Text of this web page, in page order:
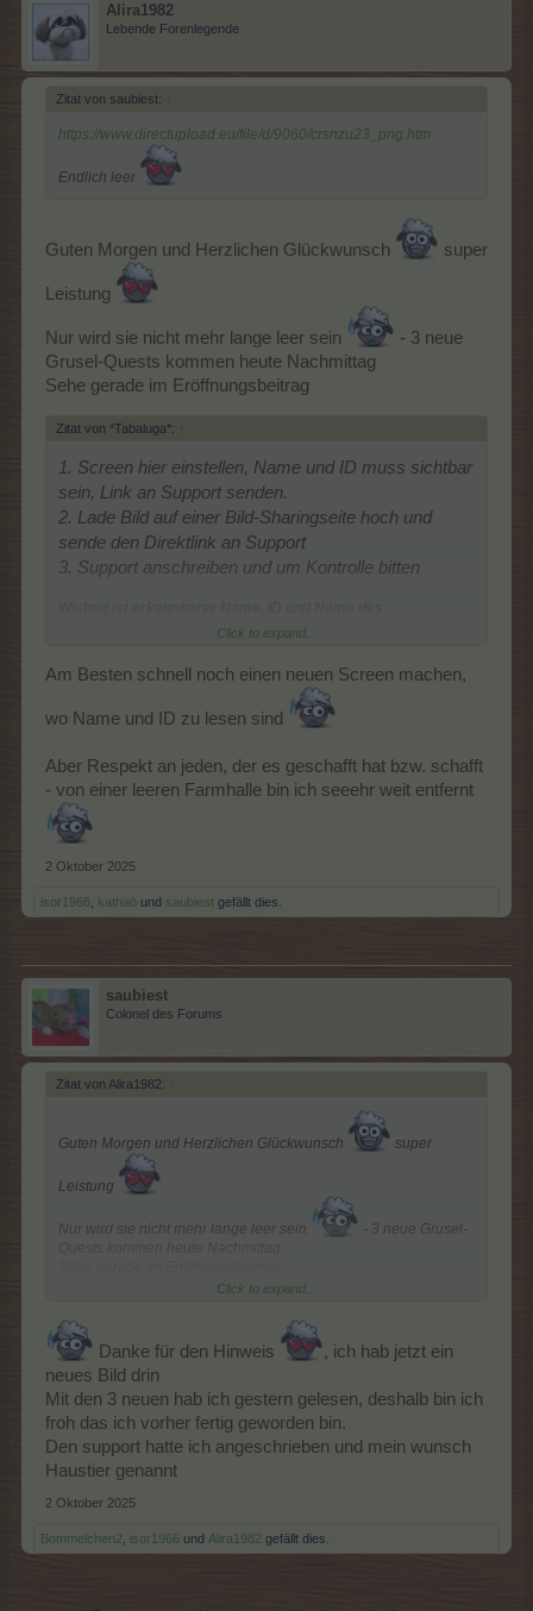
Alira1982
Lebende Forenlegende
Zitat von saubiest: ↑
https://www.directupload.eu/file/d/9060/crsnzu23_png.htm
Endlich leer
Guten Morgen und Herzlichen Glückwunsch super
Leistung
Nur wird sie nicht mehr lange leer sein
- 3 neue
Grusel-Quests kommen heute Nachmittag
Sehe gerade im Eröffnungsbeitrag
Zitat von *Tabaluga*: ↑
1. Screen hier einstellen, Name und ID muss sichtbar
sein, Link an Support senden.
2. Lade Bild auf einer Bild-Sharingseite hoch und
sende den Direktlink an Support
3. Support anschreiben und um Kontrolle bitten
gewünschten Haustieres
Bitte gebt dem Support etwas Zeit zur Kontrolle
Click to expand...
Am Besten schnell noch einen neuen Screen machen,
wo Name und ID zu lesen sind
Aber Respekt an jeden, der es geschafft hat bzw. schafft
- von einer leeren Farmhalle bin ich seeehr weit entfernt
2 Oktober 2025
isor1966, kathaö und saubiest gefällt dies.
saubiest
Colonel des Forums
Zitat von Alira1982: ↑
Guten Morgen und Herzlichen Glückwunsch super
Leistung
Nur wird sie nicht mehr lange leer sein
- 3 neue Grusel-
und ID zu lesen sind
Aber Respekt an jeden, der es geschafft hat bzw. schafft - von
einer leeren Farmhalle bin ich seeehr weit entfernt
Click to expand...
Danke für den Hinweis
, ich hab jetzt ein
neues Bild drin
Mit den 3 neuen hab ich gestern gelesen, deshalb bin ich
froh das ich vorher fertig geworden bin.
Den support hatte ich angeschrieben und mein wunsch
Haustier genannt
2 Oktober 2025
Bommelchen2 isor1966 und Alira1982 gefällt dies.